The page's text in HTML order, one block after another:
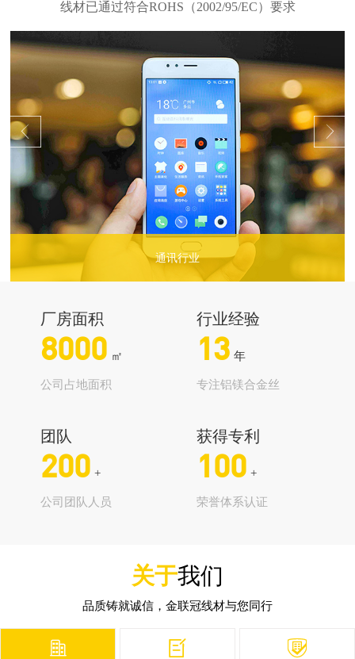
通讯行业
厂房面积
8000 ㎡
公司占地面积
行业经验
13 年
专注铝镁合金丝
团队
200 +
公司团队人员
获得专利
100 +
荣誉体系认证
关于我们
品质铸就诚信，金联冠线材与您同行
  